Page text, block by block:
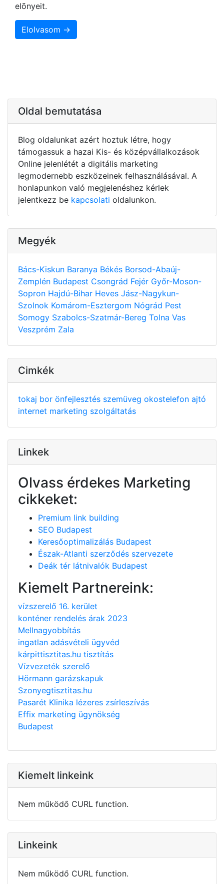
elõnyeit.
Elolvasom →
Oldal bemutatása
Blog oldalunkat azért hoztuk létre, hogy
támogassuk a hazai Kis- és középvállalkozások
Online jelenlétét a digitális marketing
legmodernebb eszközeinek felhasználásával. A
honlapunkon való megjelenéshez kérlek
jelentkezz be kapcsolati oldalunkon.
Megyék
Bács-Kiskun Baranya Békés Borsod-Abaúj-
Zemplén Budapest Csongrád Fejér Győr-Moson-
Sopron Hajdú-Bihar Heves Jász-Nagykun-
Szolnok Komárom-Esztergom Nógrád Pest
Somogy Szabolcs-Szatmár-Bereg Tolna Vas
Veszprém Zala
Cimkék
tokaj bor önfejlesztés szemüveg okostelefon ajtó
internet marketing szolgáltatás
Linkek
Olvass érdekes Marketing
cikkeket:
Premium link building
SEO Budapest
Keresőoptimalizálás Budapest
Észak-Atlanti szerződés szervezete
Deák tér látnivalók Budapest
Kiemelt Partnereink:
vízszerelő 16. kerület
konténer rendelés árak 2023
Mellnagyobbítás
ingatlan adásvételi ügyvéd
kárpittisztitas.hu tisztítás
Vízvezeték szerelő
Hörmann garázskapuk
Szonyegtisztitas.hu
Pasarét Klinika lézeres zsírleszívás
Effix marketing ügynökség
Budapest
Kiemelt linkeink
Nem működő CURL function.
Linkeink
Nem működő CURL function.